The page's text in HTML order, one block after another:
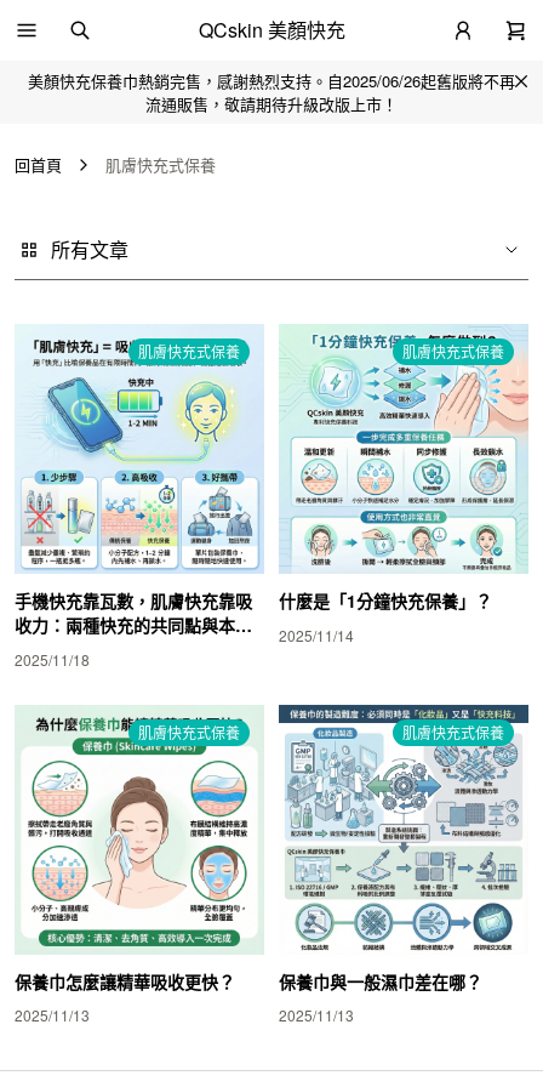
美顏快充保養巾熱銷完售，感謝熱烈支持。自2025/06/26起舊版將不再
流通販售，敬請期待升級改版上市！
QCskin 美顏快充
回首頁 肌膚快充式保養
所有文章
肌膚快充式保養
手機快充靠瓦數，肌膚快充靠吸
收力：兩種快充的共同點與本質
差異
2025/11/18
肌膚快充式保養
什麼是「1分鐘快充保養」？
2025/11/14
肌膚快充式保養
保養巾怎麼讓精華吸收更快？
2025/11/13
肌膚快充式保養
保養巾與一般濕巾差在哪？
2025/11/13